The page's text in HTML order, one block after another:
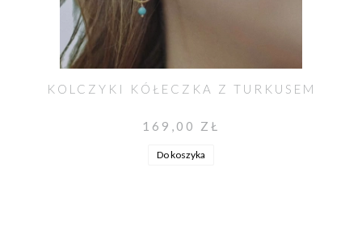
KOLCZYKI KÓŁECZKA Z TURKUSEM
169,00 ZŁ
Do koszyka